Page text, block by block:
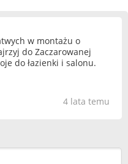
w montażu o
do Zaczarowanej
do łazienki i salonu.
4 lata temu